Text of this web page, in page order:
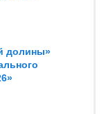
долины»